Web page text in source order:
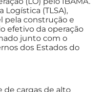
Logística (TLSA),
pela construção e
efetivo da operação
junto com o
dos Estados do
de cargas de alto